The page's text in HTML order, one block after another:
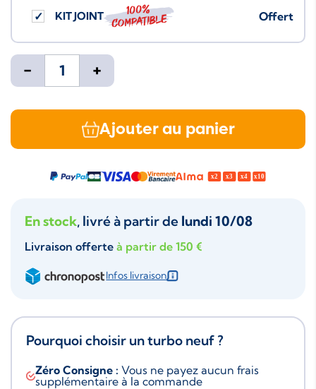
KIT JOINT 100%
compatible Offert
- +
Ajouter au panier
En stock, livré à partir de lundi 10/08
Livraison offerte à partir de 150 €
Infos livraison
Pourquoi choisir un turbo neuf ?
Zéro Consigne : Vous ne payez aucun frais
supplémentaire à la commande